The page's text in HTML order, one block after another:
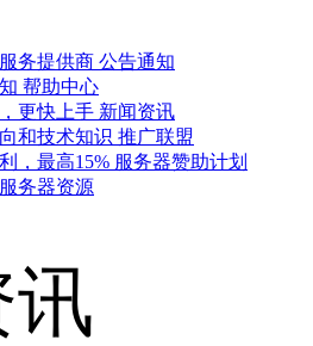
务提供商 公告通知
帮助中心
更快上手 新闻资讯
和技术知识 推广联盟
，最高15% 服务器赞助计划
务器资源